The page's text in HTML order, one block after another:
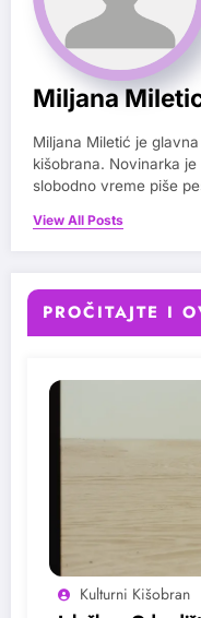
Miljana
Miljana Miletić je
kišobrana. Novinarka
slobodno vreme piše
View All Posts
PROČITAJTE I
Kulturni Kišobran